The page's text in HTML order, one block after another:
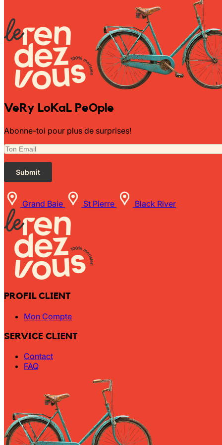
VeRy LoKaL PeOple
Abonne-toi pour plus de surprises!
Grand Baie St Pierre Black River
PROFIL CLIENT
Mon Compte
SERVICE CLIENT
Contact
FAQ
Zimaz Kreol
ZOLA by Estelle
Les Inédites